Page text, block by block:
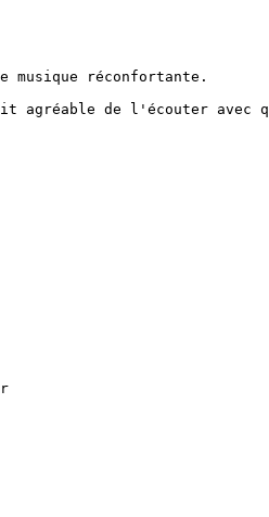
musique réconfortante.
agréable de l'écouter avec